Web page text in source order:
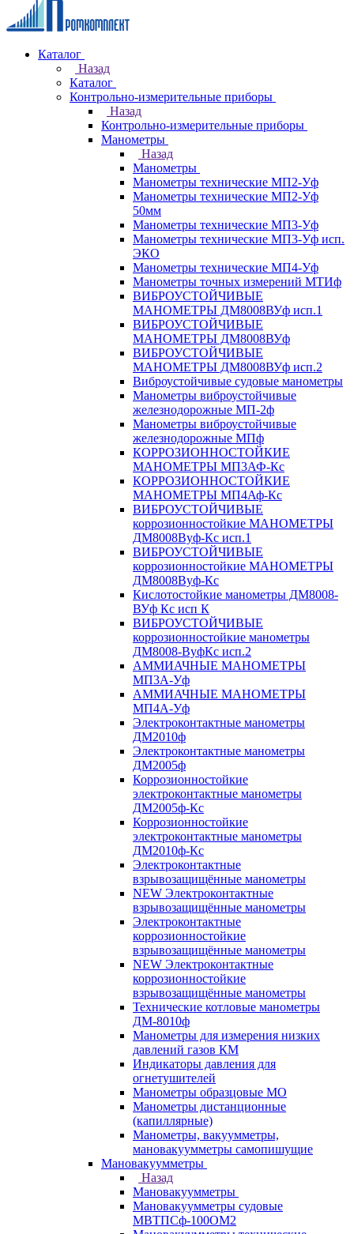
Каталог
Назад
Каталог
Контрольно-измерительные приборы
Назад
Контрольно-измерительные приборы
Манометры
Назад
Манометры
Манометры технические МП2-Уф
Манометры технические МП2-Уф
50мм
Манометры технические МП3-Уф
Манометры технические МП3-Уф исп.
ЭКО
Манометры технические МП4-Уф
Манометры точных измерений МТИф
ВИБРОУСТОЙЧИВЫЕ
МАНОМЕТРЫ ДМ8008ВУф исп.1
ВИБРОУСТОЙЧИВЫЕ
МАНОМЕТРЫ ДМ8008ВУф
ВИБРОУСТОЙЧИВЫЕ
МАНОМЕТРЫ ДМ8008ВУф исп.2
Виброустойчивые судовые манометры
Манометры виброустойчивые
железнодорожные МП-2ф
Манометры виброустойчивые
железнодорожные МПф
КОРРОЗИОННОСТОЙКИЕ
МАНОМЕТРЫ МП3АФ-Кс
КОРРОЗИОННОСТОЙКИЕ
МАНОМЕТРЫ МП4Аф-Кс
ВИБРОУСТОЙЧИВЫЕ
коррозионностойкие МАНОМЕТРЫ
ДМ8008Вуф-Кс исп.1
ВИБРОУСТОЙЧИВЫЕ
коррозионностойкие МАНОМЕТРЫ
ДМ8008Вуф-Кс
Кислотостойкие манометры ДМ8008-
ВУф Кс исп К
ВИБРОУСТОЙЧИВЫЕ
коррозионностойкие манометры
ДМ8008-ВуфКс исп.2
АММИАЧНЫЕ МАНОМЕТРЫ
МП3А-Уф
АММИАЧНЫЕ МАНОМЕТРЫ
МП4А-Уф
Электроконтактные манометры
ДМ2010ф
Электроконтактные манометры
ДМ2005ф
Коррозионностойкие
электроконтактные манометры
ДМ2005ф-Кс
Коррозионностойкие
электроконтактные манометры
ДМ2010ф-Кс
Электроконтактные
взрывозащищённые манометры
NEW Электроконтактные
взрывозащищённые манометры
Электроконтактные
коррозионностойкие
взрывозащищённые манометры
NEW Электроконтактные
коррозионностойкие
взрывозащищённые манометры
Технические котловые манометры
ДМ-8010ф
Манометры для измерения низких
давлений газов КМ
Индикаторы давления для
огнетушителей
Манометры образцовые МО
Манометры дистанционные
(капиллярные)
Манометры, вакуумметры,
мановакуумметры самопишущие
Мановакуумметры
Назад
Мановакуумметры
Мановакуумметры судовые
МВТПСф-100ОМ2